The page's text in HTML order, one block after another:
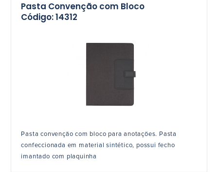
Pasta Convenção com Bloco
Código: 14312
Pasta convenção com bloco para anotações. Pasta
confeccionada em material sintético, possui fecho
imantado com plaquinha